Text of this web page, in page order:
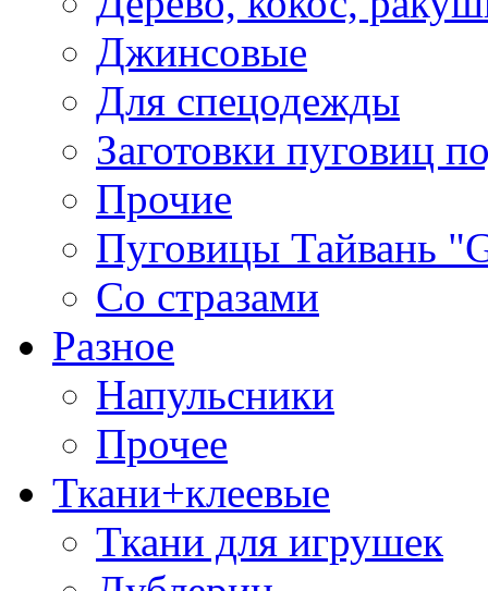
Джинсовые
Для спецодежды
Заготовки пуговиц
Прочие
Пуговицы Тайвань
Со стразами
Разное
Напульсники
Прочее
Ткани+клеевые
Ткани для игрушек